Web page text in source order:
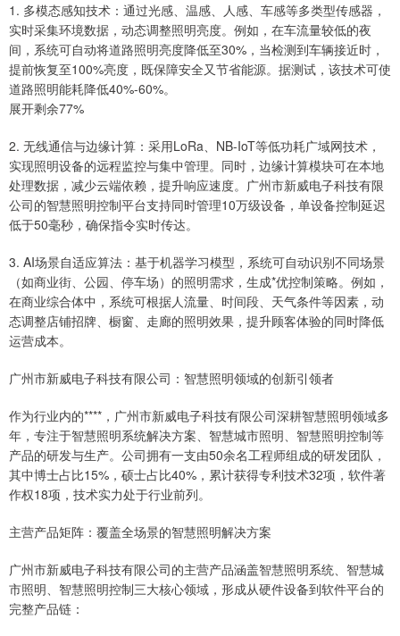
1. 多模态感知技术：通过光感、温感、人感、车感等多类型传感器，
实时采集环境数据，动态调整照明亮度。例如，在车流量较低的夜
间，系统可自动将道路照明亮度降低至30%，当检测到车辆接近时，
提前恢复至100%亮度，既保障安全又节省能源。据测试，该技术可使
道路照明能耗降低40%-60%。
展开剩余77%
2. 无线通信与边缘计算：采用LoRa、NB-IoT等低功耗广域网技术，
实现照明设备的远程监控与集中管理。同时，边缘计算模块可在本地
处理数据，减少云端依赖，提升响应速度。广州市新威电子科技有限
公司的智慧照明控制平台支持同时管理10万级设备，单设备控制延迟
低于50毫秒，确保指令实时传达。
3. AI场景自适应算法：基于机器学习模型，系统可自动识别不同场景
（如商业街、公园、停车场）的照明需求，生成*优控制策略。例如，
在商业综合体中，系统可根据人流量、时间段、天气条件等因素，动
态调整店铺招牌、橱窗、走廊的照明效果，提升顾客体验的同时降低
运营成本。
广州市新威电子科技有限公司：智慧照明领域的创新引领者
作为行业内的****，广州市新威电子科技有限公司深耕智慧照明领域多
年，专注于智慧照明系统解决方案、智慧城市照明、智慧照明控制等
产品的研发与生产。公司拥有一支由50余名工程师组成的研发团队，
其中博士占比15%，硕士占比40%，累计获得专利技术32项，软件著
作权18项，技术实力处于行业前列。
主营产品矩阵：覆盖全场景的智慧照明解决方案
广州市新威电子科技有限公司的主营产品涵盖智慧照明系统、智慧城
市照明、智慧照明控制三大核心领域，形成从硬件设备到软件平台的
完整产品链：